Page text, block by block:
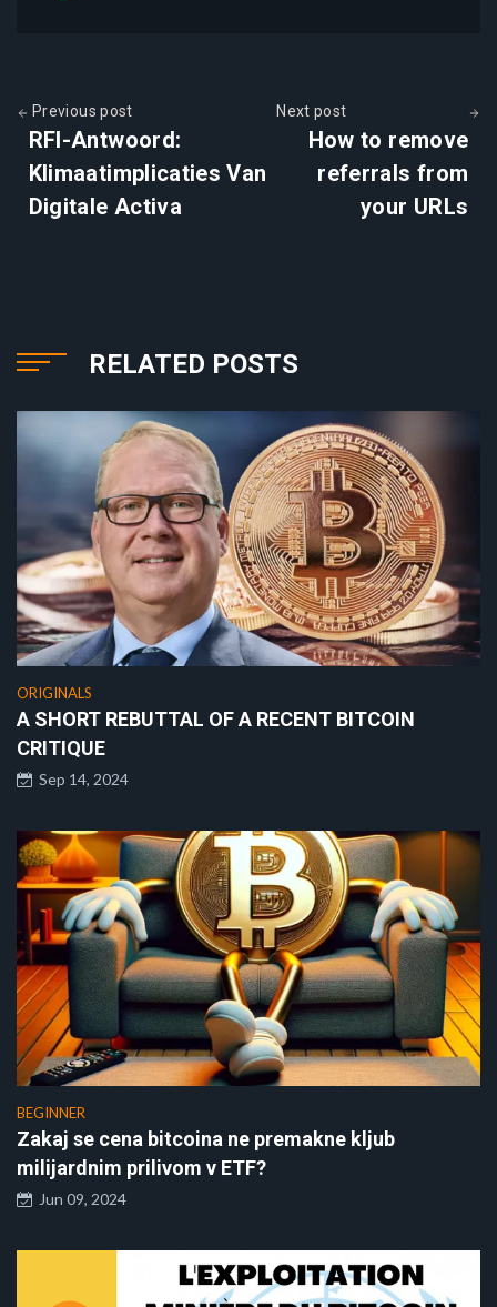
Previous post
RFI-Antwoord:
Klimaatimplicaties Van
Digitale Activa
Next post
How to remove
referrals from
your URLs
RELATED POSTS
ORIGINALS
A SHORT REBUTTAL OF A RECENT BITCOIN
CRITIQUE
Sep 14, 2024
BEGINNER
Zakaj se cena bitcoina ne premakne kljub
milijardnim prilivom v ETF?
Jun 09, 2024